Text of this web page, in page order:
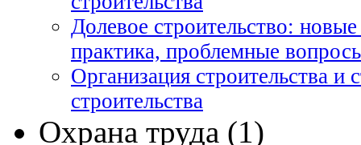
Долевое строительство:
практика, проблемные
Организация строительства и
строительства
Охрана труда (1)